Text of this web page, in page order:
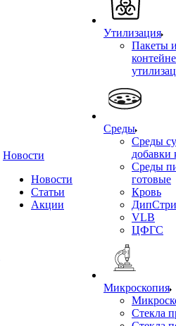
Новости
Новости
Статьи
Акции
Утилизация
Пакеты
Среды
Среды
добавки
Среды
готовые
Кровь
VLB
ЦФГС
Микроскопия
Стекла